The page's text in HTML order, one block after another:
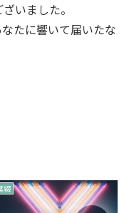
いました。
たに響いて届いたな
綴